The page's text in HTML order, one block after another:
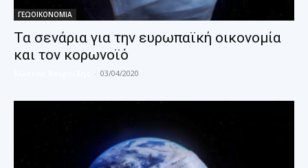
ΓΕΩΟΙΚΟΝΟΜΙΑ
Τα σενάρια για την ευρωπαϊκή οικονομία
και τον κορωνοϊό
- 03/04/2020